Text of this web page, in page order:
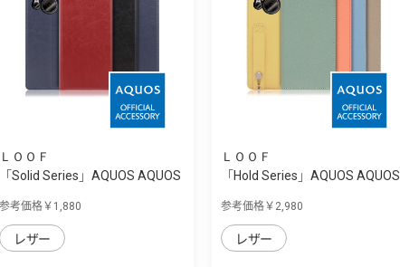
ＬＯＯＦ
「Solid Series」AQUOS AQUOS
参考価格￥1,880
レザー
ＬＯＯＦ
「Hold Series」AQUOS AQUOS
参考価格￥2,980
レザー